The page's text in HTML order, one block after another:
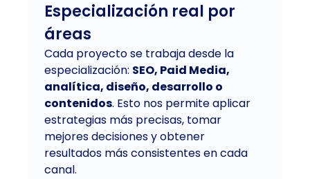
Especialización real por
áreas
Cada proyecto se trabaja desde la
especialización: SEO, Paid Media,
analítica, diseño, desarrollo o
contenidos. Esto nos permite aplicar
estrategias más precisas, tomar
mejores decisiones y obtener
resultados más consistentes en cada
canal.